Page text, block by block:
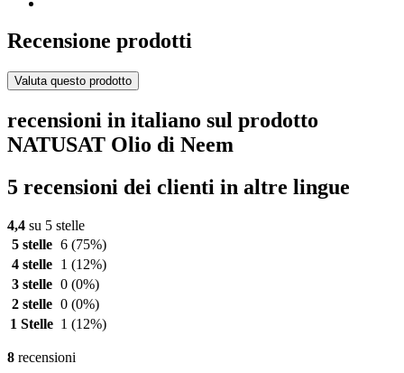
Recensione prodotti
Valuta questo prodotto
recensioni in italiano sul prodotto
NATUSAT Olio di Neem
5 recensioni dei clienti in altre lingue
4,4 su 5 stelle
5 stelle 6 (75%)
4 stelle
1 (12%)
3 stelle 0 (0%)
2 stelle 0 (0%)
1 Stelle 1 (12%)
8 recensioni